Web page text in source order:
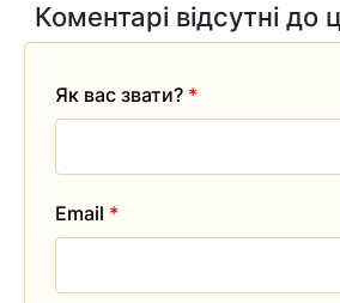
Коментарі відсутні до
Як вас звати? *
Email *